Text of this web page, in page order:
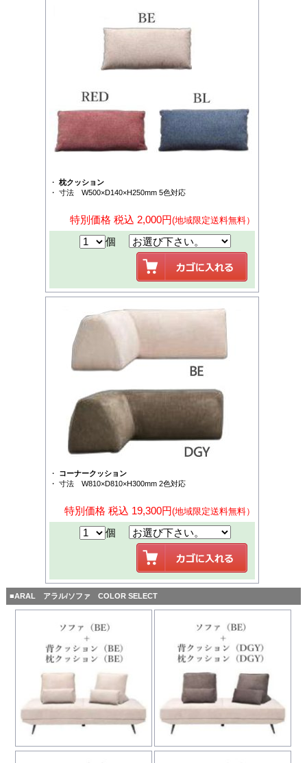
・枕クッション
・ 寸法 W500×D140×H250mm 5色対応
特別価格 税込 2,000円(地域限定送料無料）
個
・ コーナークッション
・ 寸法 W810×D810×H300mm 2色対応
特別価格 税込 19,300円(地域限定送料無料）
個
■ARAL アラル/ソファ COLOR SELECT